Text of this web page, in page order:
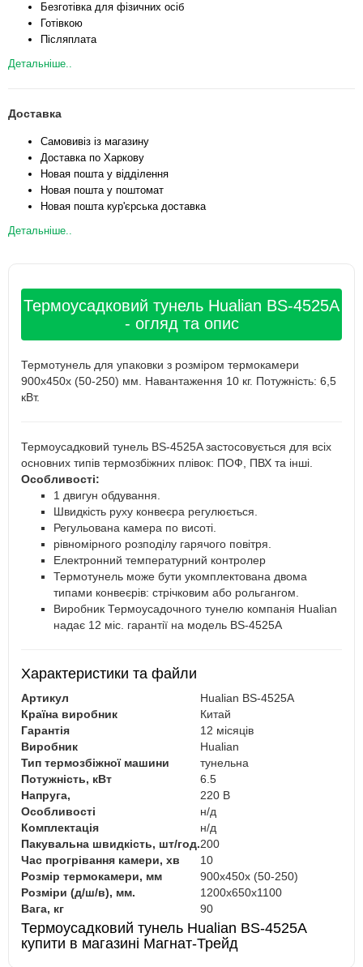
Безготівка для фізичних осіб
Готівкою
Післяплата
Детальніше..
Доставка
Самовивіз із магазину
Доставка по Харкову
Новая пошта у відділення
Новая пошта у поштомат
Новая пошта кур'єрська доставка
Детальніше..
Термоусадковий тунель Hualian BS-4525A
- огляд та опис
Термотунель для упаковки з розміром термокамери
900х450х (50-250) мм. Навантаження 10 кг. Потужність: 6,5
кВт.
Термоусадковий тунель BS-4525A застосовується для всіх
основних типів термозбіжних плівок: ПОФ, ПВХ та інші.
Особливості:
1 двигун обдування.
Швидкість руху конвеєра регулюється.
Регульована камера по висоті.
рівномірного розподілу гарячого повітря.
Електронний температурний контролер
Термотунель може бути укомплектована двома
типами конвеєрів: стрічковим або рольгангом.
Виробник Термоусадочного тунелю компанія Hualian
надає 12 міс. гарантії на модель BS-4525A
Характеристики та файли
Артикул
Hualian BS-4525A
Країна виробник
Китай
Гарантія
12 місяців
Виробник
Hualian
Тип термозбіжної машини
тунельна
Потужність, кВт
6.5
Напруга,
220 В
Особливості
н/д
Комплектація
н/д
Пакувальна швидкість, шт/год.200
Час прогрівання камери, хв
10
Розмір термокамери, мм
900х450х (50-250)
Розміри (д/ш/в), мм.
1200х650х1100
Вага, кг
90
Термоусадковий тунель Hualian BS-4525A
купити в магазині Магнат-Трейд